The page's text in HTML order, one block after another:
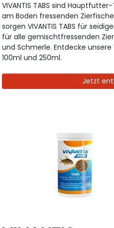
VIVANTIS TABS sind
am Boden fressenden
sorgen VIVANTIS TABS für
für alle gemischtfressenden
und Schmerle. Entdecke unsere
100ml und 250ml.
Jetzt